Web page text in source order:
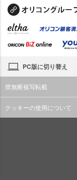
PC版に切り替え
禁無断複写転載
クッキーの使用について